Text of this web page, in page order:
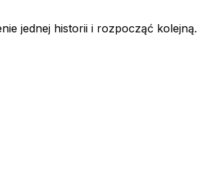
jednej historii i rozpocząć kolejną.